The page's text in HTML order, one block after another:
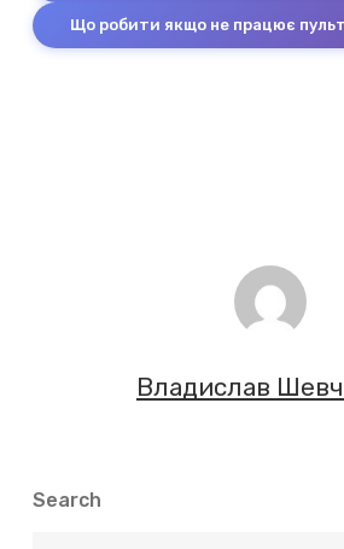
Що робити якщо не працює пульт
Владислав
Search